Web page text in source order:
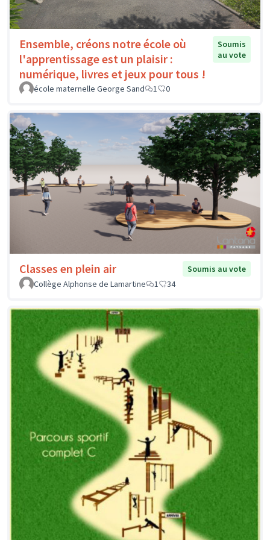
Ensemble, créons notre école où
l'apprentissage est un plaisir :
numérique, livres et jeux pour tous !
Soumis
au vote
école maternelle George Sand 1 0
Classes en plein air
Soumis au vote
Collège Alphonse de Lamartine
1 34